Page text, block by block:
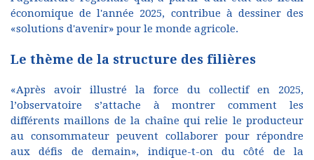
économique de l'année 2025, contribue à dessiner des
«solutions d'avenir» pour le monde agricole.
Le thème de la structure des filières
«Après avoir illustré la force du collectif en 2025,
l’observatoire s’attache à montrer comment les
différents maillons de la chaîne qui relie le producteur
au consommateur peuvent collaborer pour répondre
aux défis de demain», indique-t-on du côté de la